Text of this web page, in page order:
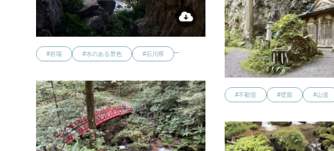
#岩場 #水のある景色 #石川県
#不動堂 #壁面 #山道